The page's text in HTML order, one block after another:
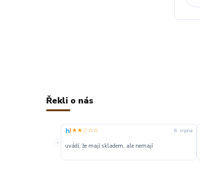
Řekli o nás
«
★★☆☆☆ 6. srpna
uvádí, že mají skladem, ale nemají